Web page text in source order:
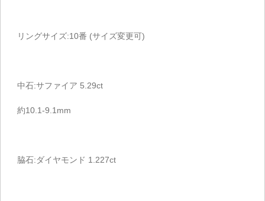
リングサイズ:10番 (サイズ変更可)
中石:サファイア 5.29ct
約10.1-9.1mm
脇石:ダイヤモンド 1.227ct